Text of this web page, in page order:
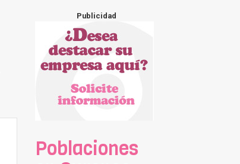
Publicidad
Poblaciones